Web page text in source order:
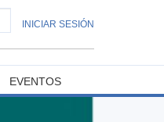
INICIAR SESIÓN
EVENTOS